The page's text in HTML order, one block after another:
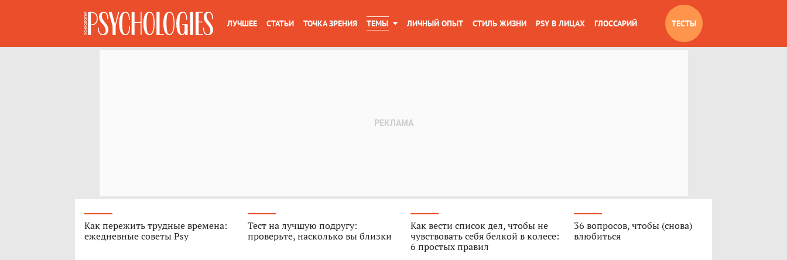
ЛУЧШЕЕ СТАТЬИ ТОЧКА ЗРЕНИЯ ТЕМЫ ЛИЧНЫЙ ОПЫТ СТИЛЬ ЖИЗНИ PSY В ЛИЦАХ ГЛОССАРИЙ ТЕСТЫ
Как пережить трудные времена:
ежедневные советы Psy
Тест на лучшую подругу:
проверьте, насколько вы близки
Как вести список дел, чтобы не
чувствовать себя белкой в колесе:
6 простых правил
36 вопросов, чтобы (снова)
влюбиться